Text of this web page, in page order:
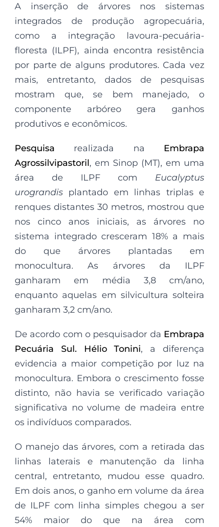
A inserção de árvores nos sistemas
integrados de produção agropecuária,
como a integração lavoura-pecuária-
floresta (ILPF), ainda encontra resistência
por parte de alguns produtores. Cada vez
mais, entretanto, dados de pesquisas
mostram que, se bem manejado, o
componente arbóreo gera ganhos
produtivos e econômicos.
Pesquisa realizada na Embrapa
Agrossilvipastoril, em Sinop (MT), em uma
área de ILPF com Eucalyptus
urograndis plantado em linhas triplas e
renques distantes 30 metros, mostrou que
nos cinco anos iniciais, as árvores no
sistema integrado cresceram 18% a mais
do que árvores plantadas em
monocultura. As árvores da ILPF
ganharam em média 3,8 cm/ano,
enquanto aquelas em silvicultura solteira
ganharam 3,2 cm/ano.
De acordo com o pesquisador da Embrapa
Pecuária Sul.
Hélio Tonini, a diferença
evidencia a maior competição por luz na
monocultura. Embora o crescimento fosse
distinto, não havia se verificado variação
significativa no volume de madeira entre
os indivíduos comparados.
O manejo das árvores, com a retirada das
linhas laterais e manutenção da linha
central, entretanto, mudou esse quadro.
Em dois anos, o ganho em volume da área
de ILPF com linha simples chegou a ser
54% maior do que na área com